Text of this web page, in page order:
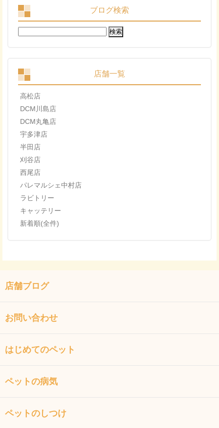
ブログ検索
検
索:
店舗一覧
高松店
DCM川島店
DCM丸亀店
宇多津店
半田店
刈谷店
西尾店
パレマルシェ中村店
ラビトリー
キャッテリー
新着順(全件)
店舗ブログ
お問い合わせ
はじめてのペット
ペットの病気
ペットのしつけ